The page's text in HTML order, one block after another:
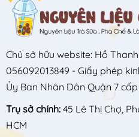
Chủ sở hữu website: Hồ
056092013849 - Giấy phép
Ủy Ban Nhân Dân Quận 7
Trụ sở chính: 45 Lê Thị Chợ,
HCM